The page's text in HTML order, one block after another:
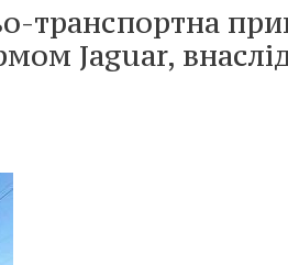
транспортна
Jaguar,